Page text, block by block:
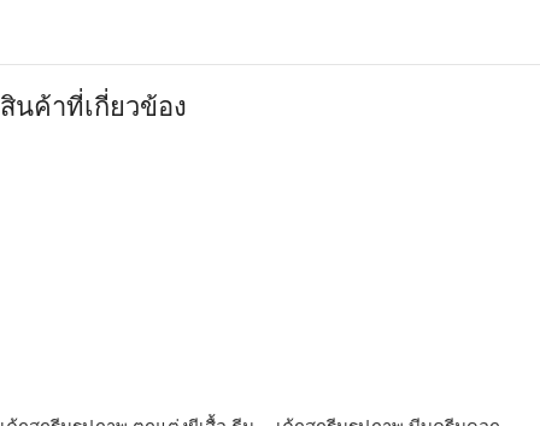
สินค้าที่เกี่ยวข้อง